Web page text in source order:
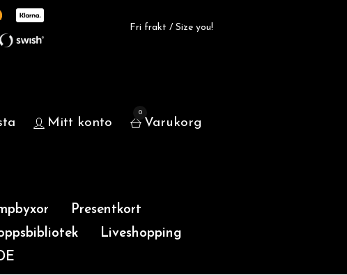
Fri frakt / Size you!
Mitt konto
0
Varukorg
Presentkort
Liveshopping